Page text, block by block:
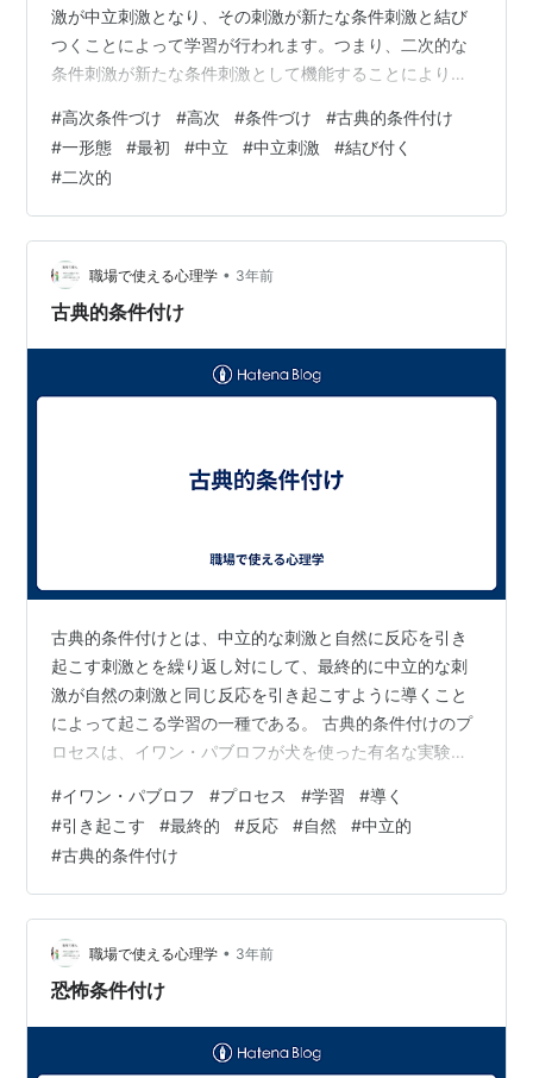
激が中立刺激となり、その刺激が新たな条件刺激と結び
つくことによって学習が行われます。つまり、二次的な
条件刺激が新たな条件刺激として機能することにより、
は、中立刺激（条件刺激となる前の刺激）が無条件刺激
（本来、反応を引き起こす刺激）と結びつき、中立刺激
自体が条件刺激となります。しかし、高次条件づけで
は、最初の条件づけの後に、新たな中立刺激が導入され
ます。この新たな中立刺激は、既存の条件刺激と一緒に
提示されることで、その刺激…
#高次条件づけ #高次 #条件づけ #古典的条件付け
#一形態 #最初 #中立 #中立刺激 #結び付く
#二次的
職場で使える心理学 • 3年前
古典的条件付け
古典的条件付けとは、中立的な刺激と自然に反応を引き
起こす刺激とを繰り返し対にして、最終的に中立的な刺
激が自然の刺激と同じ反応を引き起こすように導くこと
によって起こる学習の一種である。 古典的条件付けのプ
ロセスは、イワン・パブロフが犬を使った有名な実験で
たベルの音を繰り返し聞くと、犬が唾液を分泌すること
に着目した。やがて、餌がなくてもベルの音だけで唾液
が分泌されるようになりました。 古典的条件付けには、
無条件刺激（UCS）、無条件反応（UCR）、条件刺激
（CS）、条件反応（CR）など、いくつかの重要な構成要
素があります。UCSはUCRを誘発する自…
#イワン・パブロフ #プロセス #学習 #導く
#引き起こす #最終的 #反応 #自然 #中立的
#古典的条件付け
職場で使える心理学 • 3年前
恐怖条件付け